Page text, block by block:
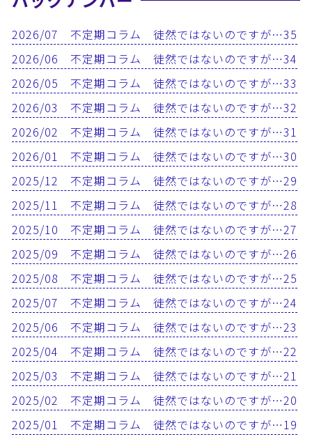
2026/07 不定期コラム 徒然ではないのですが…35
2026/06 不定期コラム 徒然ではないのですが…34
2026/05 不定期コラム 徒然ではないのですが…33
2026/03 不定期コラム 徒然ではないのですが…32
2026/02 不定期コラム 徒然ではないのですが…31
2026/01 不定期コラム 徒然ではないのですが…30
2025/12 不定期コラム 徒然ではないのですが…29
2025/11 不定期コラム 徒然ではないのですが…28
2025/10 不定期コラム 徒然ではないのですが…27
2025/09 不定期コラム 徒然ではないのですが…26
2025/08 不定期コラム 徒然ではないのですが…25
2025/07 不定期コラム 徒然ではないのですが…24
2025/06 不定期コラム 徒然ではないのですが…23
2025/04 不定期コラム 徒然ではないのですが…22
2025/03 不定期コラム 徒然ではないのですが…21
2025/02 不定期コラム 徒然ではないのですが…20
2025/01 不定期コラム 徒然ではないのですが…19